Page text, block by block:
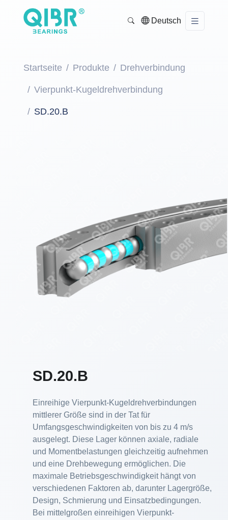
Deutsch
Startseite Produkte Drehverbindung
Vierpunkt-Kugeldrehverbindung
SD.20.B
SD.20.B
Einreihige Vierpunkt-Kugeldrehverbindungen
mittlerer Größe sind in der Tat für
Umfangsgeschwindigkeiten von bis zu 4 m/s
ausgelegt. Diese Lager können axiale, radiale
und Momentbelastungen gleichzeitig aufnehmen
und eine Drehbewegung ermöglichen. Die
maximale Betriebsgeschwindigkeit hängt von
verschiedenen Faktoren ab, darunter Lagergröße,
Design, Schmierung und Einsatzbedingungen.
Bei mittelgroßen einreihigen Vierpunkt-